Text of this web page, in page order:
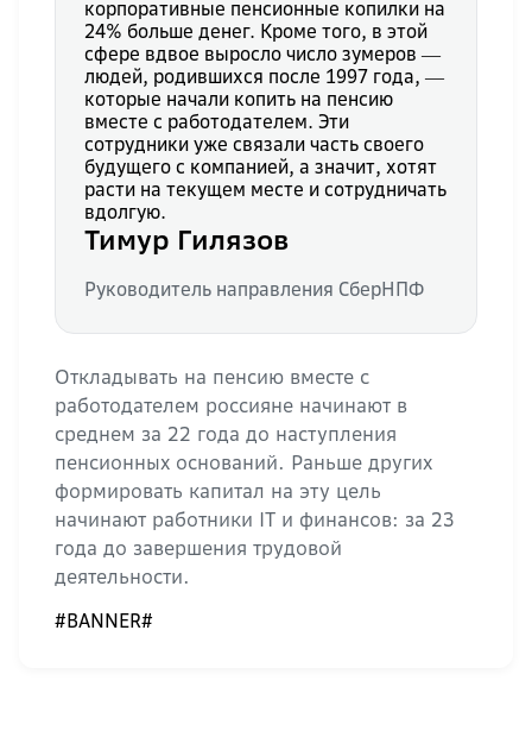
корпоративные пенсионные копилки на
24% больше денег. Кроме того, в этой
сфере вдвое выросло число зумеров ―
людей, родившихся после 1997 года, ―
которые начали копить на пенсию
вместе с работодателем. Эти
сотрудники уже связали часть своего
будущего с компанией, а значит, хотят
расти на текущем месте и сотрудничать
вдолгую.
Тимур Гилязов
Руководитель направления СберНПФ
Откладывать на пенсию вместе с
работодателем россияне начинают в
среднем за 22 года до наступления
пенсионных оснований. Раньше других
формировать капитал на эту цель
начинают работники IT и финансов: за 23
года до завершения трудовой
деятельности.
#BANNER#